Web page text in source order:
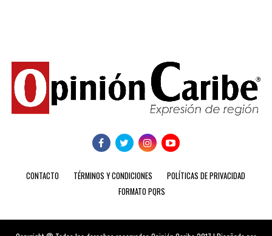
CONTACTO TÉRMINOS Y CONDICIONES
POLÍTICAS DE PRIVACIDAD
FORMATO PQRS